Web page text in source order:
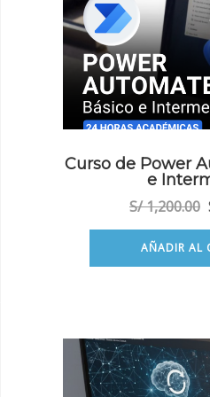
Curso de Power
e
S/1,200.00
AÑADIR AL